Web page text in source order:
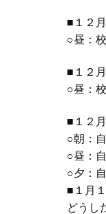
■１２
○昼：
■１２
○昼：
■１２
○朝：
○昼：
○夕：
■１月
どうし